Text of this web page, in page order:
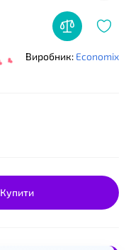
Виробник: Economix
Купити
❤